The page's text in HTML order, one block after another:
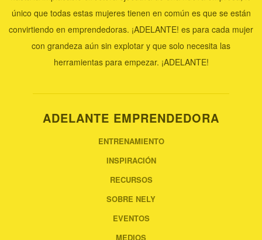
único que todas estas mujeres tienen en común es que se están
convirtiendo en emprendedoras. ¡ADELANTE! es para cada mujer
con grandeza aún sin explotar y que solo necesita las
herramientas para empezar. ¡ADELANTE!
ADELANTE EMPRENDEDORA
ENTRENAMIENTO
INSPIRACIÓN
RECURSOS
SOBRE NELY
EVENTOS
MEDIOS